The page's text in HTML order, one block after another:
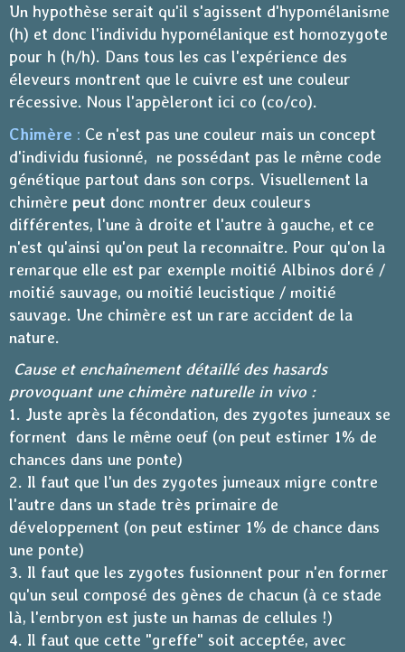
Un hypothèse serait qu'il s'agissent d'hypomélanisme
(h) et donc l'individu hypomélanique est homozygote
pour h (h/h). Dans tous les cas l'expérience des
éleveurs montrent que le cuivre est une couleur
récessive. Nous l'appèleront ici co (co/co).
Chimère : Ce n'est pas une couleur mais un concept
d'individu fusionné, ne possédant pas le même code
génétique partout dans son corps. Visuellement la
chimère peut donc montrer deux couleurs
différentes, l'une à droite et l'autre à gauche, et ce
n'est qu'ainsi qu'on peut la reconnaitre. Pour qu'on la
remarque eIle est par exemple moitié Albinos doré /
moitié sauvage, ou moitié leucistique / moitié
sauvage. Une chimère est un rare accident de la
nature.
Cause et enchaînement détaillé des hasards
provoquant une chimère naturelle in vivo :
1. Juste après la fécondation, des zygotes jumeaux se
forment dans le même oeuf (on peut estimer 1% de
chances dans une ponte)
2. Il faut que l'un des zygotes jumeaux migre contre
l'autre dans un stade très primaire de
développement (on peut estimer 1% de chance dans
une ponte)
3. Il faut que les zygotes fusionnent pour n'en former
qu'un seul composé des gènes de chacun (à ce stade
là, l'embryon est juste un hamas de cellules !)
4. Il faut que cette "greffe" soit acceptée, avec